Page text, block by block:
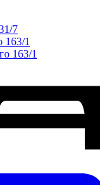
7
163/1
163/1